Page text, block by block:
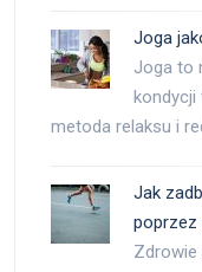
Joga
Joga to
kondycji
metoda relaksu i
Jak
poprzez